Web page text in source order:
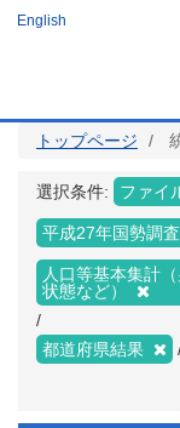
ツ
English
トップページ
選択条件: ファイ
平成27年国勢調査
人口等基本集計
状態など）
都道府県結果